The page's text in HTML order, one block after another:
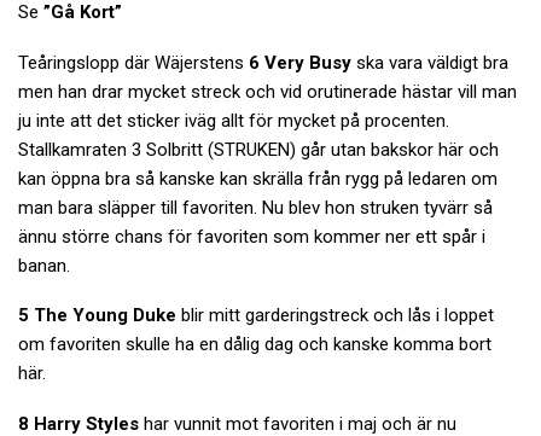
Se ”Gå Kort”
Teåringslopp där Wäjerstens 6 Very Busy ska vara väldigt bra
men han drar mycket streck och vid orutinerade hästar vill man
ju inte att det sticker iväg allt för mycket på procenten.
Stallkamraten 3 Solbritt (STRUKEN) går utan bakskor här och
kan öppna bra så kanske kan skrälla från rygg på ledaren om
man bara släpper till favoriten. Nu blev hon struken tyvärr så
ännu större chans för favoriten som kommer ner ett spår i
banan.
5 The Young Duke blir mitt garderingstreck och lås i loppet
om favoriten skulle ha en dålig dag och kanske komma bort
här.
8 Harry Styles har vunnit mot favoriten i maj och är nu